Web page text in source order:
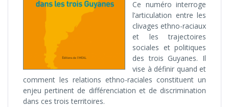
Ce numéro interroge
l’articulation entre les
clivages ethno-raciaux
et les trajectoires
sociales et politiques
des trois Guyanes. Il
vise à définir quand et
comment les relations ethno-raciales constituent un
enjeu pertinent de différenciation et de discrimination
dans ces trois territoires.